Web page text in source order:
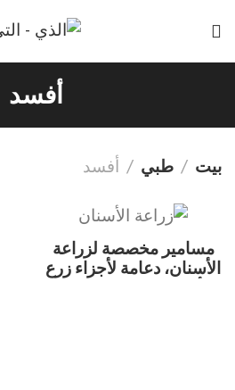
أفسد
بيت طبي أفسد
مسامير مخصصة لزراعة
الأسنان، دعامة لأجزاء زرع